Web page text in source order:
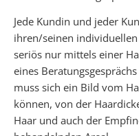
Jede Kundin und jeder
ihren/seinen
seriös nur mittels einer
eines
muss sich ein Bild vom
können, von der
Haar und auch der